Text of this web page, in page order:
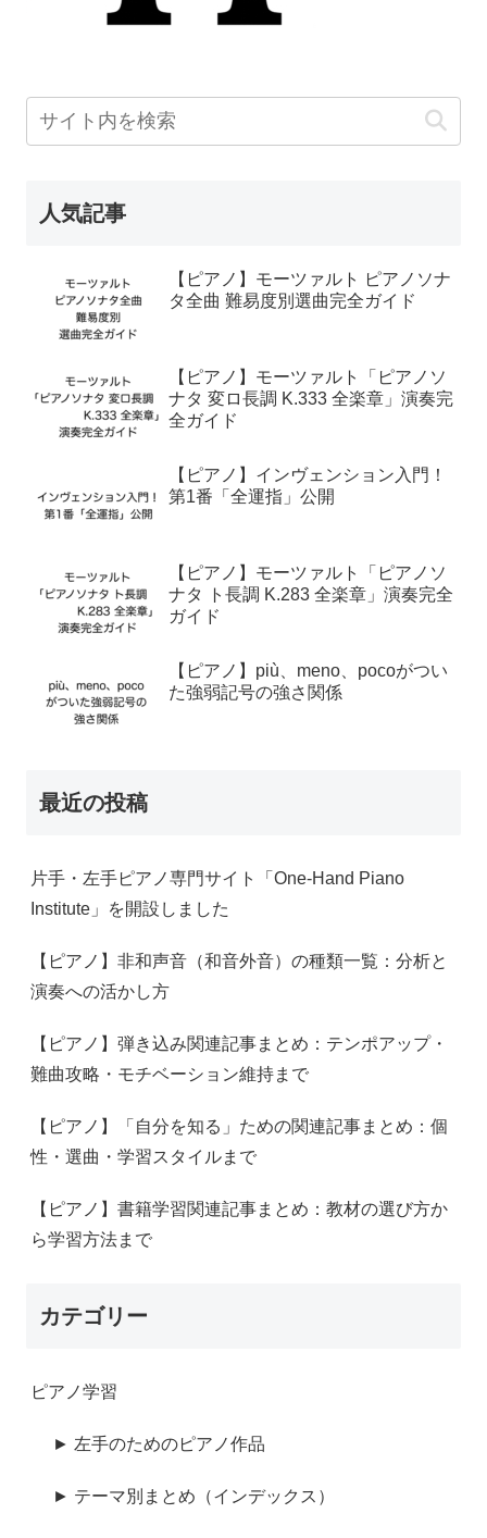
人気記事
【ピアノ】モーツァルト ピアノソナ
タ全曲 難易度別選曲完全ガイド
【ピアノ】モーツァルト「ピアノソ
ナタ 変ロ長調 K.333 全楽章」演奏完
全ガイド
【ピアノ】インヴェンション入門！
第1番「全運指」公開
【ピアノ】モーツァルト「ピアノソ
ナタ ト長調 K.283 全楽章」演奏完全
ガイド
【ピアノ】più、meno、pocoがつい
た強弱記号の強さ関係
最近の投稿
片手・左手ピアノ専門サイト「One-Hand Piano
Institute」を開設しました
【ピアノ】非和声音（和音外音）の種類一覧：分析と
演奏への活かし方
【ピアノ】弾き込み関連記事まとめ：テンポアップ・
難曲攻略・モチベーション維持まで
【ピアノ】「自分を知る」ための関連記事まとめ：個
性・選曲・学習スタイルまで
【ピアノ】書籍学習関連記事まとめ：教材の選び方か
ら学習方法まで
カテゴリー
ピアノ学習
► 左手のためのピアノ作品
► テーマ別まとめ（インデックス）